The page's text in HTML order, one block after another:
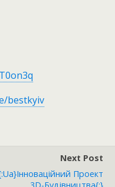
bestkyiv
Next Post
Проект